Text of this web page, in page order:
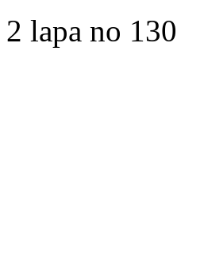
2 lapa no 130